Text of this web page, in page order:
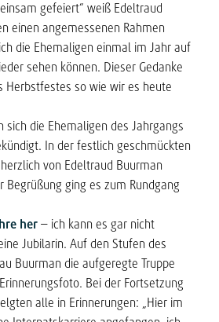
gefeiert“ weiß Edeltraud
einen angemessenen Rahmen
die Ehemaligen einmal im Jahr auf
sehen können. Dieser Gedanke
Herbstfestes so wie wir es heute
sich die Ehemaligen des Jahrgangs
In der festlich geschmückten
von Edeltraud Buurman
Begrüßung ging es zum Rundgang
her– ich kann es gar nicht
Jubilarin. Auf den Stufen des
Buurman die aufgeregte Truppe
Bei der Fortsetzung
alle in Erinnerungen: „Hier im